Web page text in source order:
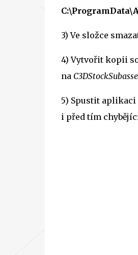
3) Ve složce
4) Vytvořit kopii
na
5) Spustit aplikaci
i před tím